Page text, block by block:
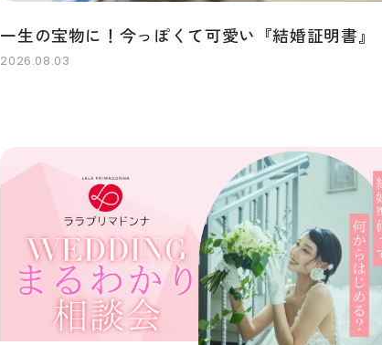
一生の宝物に！今っぽくて可愛い『結婚証明書』
2026.08.03